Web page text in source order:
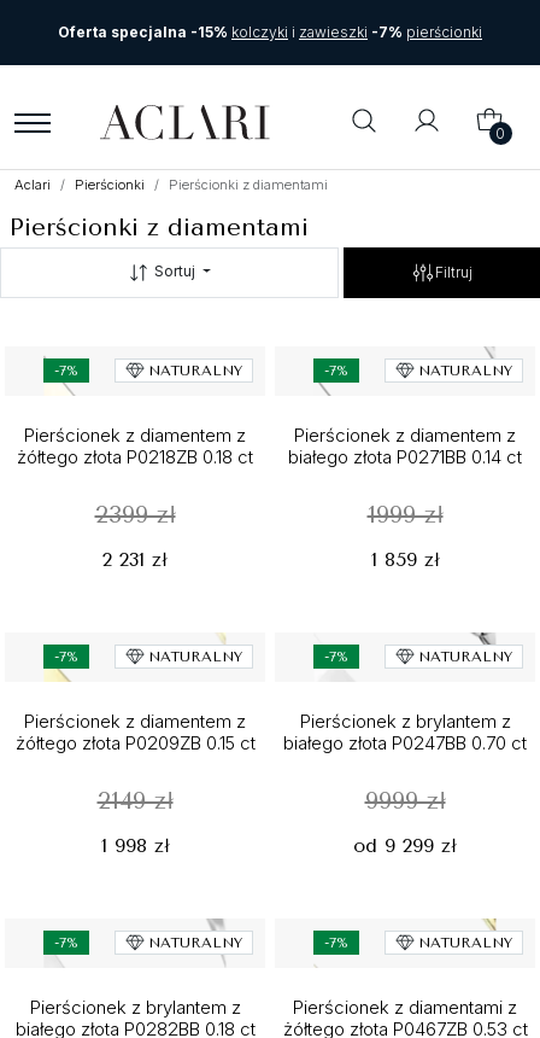
Oferta specjalna -15% kolczyki i zawieszki -7% pierścionki
0
Aclari Pierścionki Pierścionki z diamentami
Pierścionki z diamentami
Sortuj Filtruj
-7% NATURALNY
Pierścionek z diamentem z
żółtego złota P0218ZB 0.18 ct
2399 zł
2 231 zł
-7% NATURALNY
Pierścionek z diamentem z
białego złota P0271BB 0.14 ct
1999 zł
1 859 zł
-7% NATURALNY
Pierścionek z diamentem z
żółtego złota P0209ZB 0.15 ct
2149 zł
1 998 zł
-7% NATURALNY
Pierścionek z brylantem z
białego złota P0247BB 0.70 ct
9999 zł
od 9 299 zł
-7% NATURALNY
Pierścionek z brylantem z
białego złota P0282BB 0.18 ct
-7% NATURALNY
Pierścionek z diamentami z
żółtego złota P0467ZB 0.53 ct